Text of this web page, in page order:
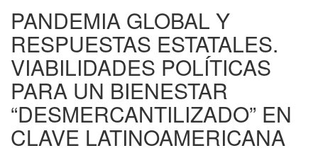
PANDEMIA GLOBAL Y
RESPUESTAS ESTATALES.
VIABILIDADES POLÍTICAS
PARA UN BIENESTAR
“DESMERCANTILIZADO” EN
CLAVE LATINOAMERICANA